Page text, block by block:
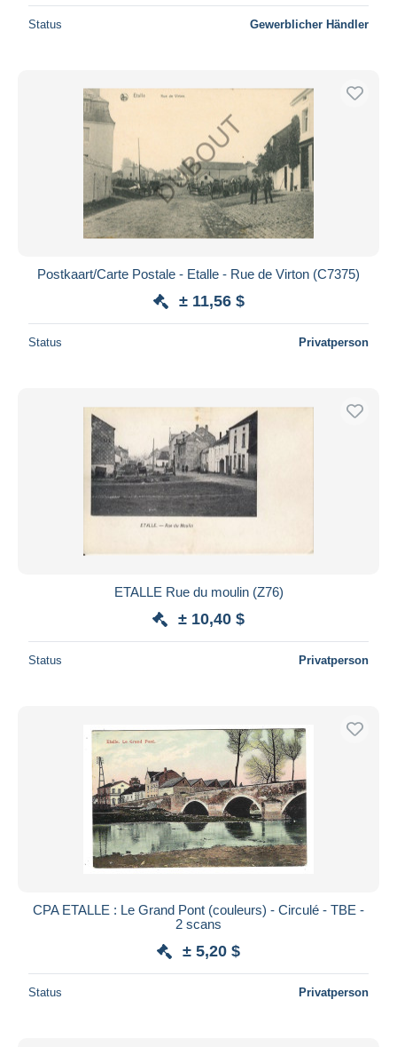
Status Gewerblicher Händler
Postkaart/Carte Postale - Etalle - Rue de Virton (C7375)
± 11,56 $
Status Privatperson
ETALLE Rue du moulin (Z76)
± 10,40 $
Status Privatperson
CPA ETALLE : Le Grand Pont (couleurs) - Circulé - TBE -
2 scans
± 5,20 $
Status Privatperson